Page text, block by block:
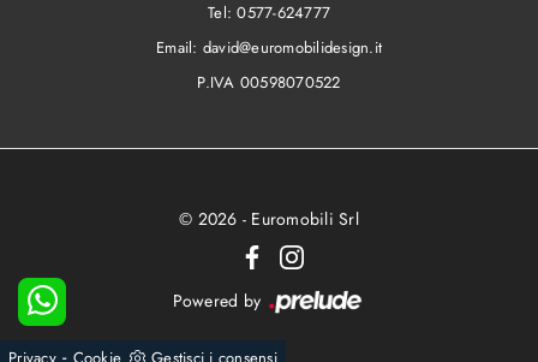
Tel:0577-624777
Email: david@euromobilidesign.it
P.IVA 00598070522
© 2026 - Euromobili Srl
Powered by